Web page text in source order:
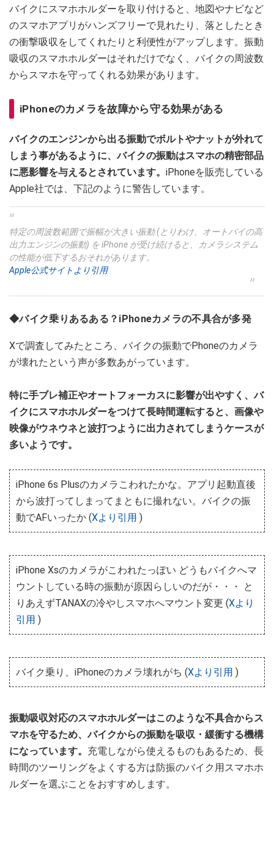
バイクにスマホホルダーを取り付けると、地図やナビなど
のスマホアプリがハンズフリーで見れたり、落としたとき
の衝撃吸収をしてくれたりと利便性がアップします。振動
吸収のスマホホルダーはそれだけでなく、バイクの周波数
からスマホを守ってくれる効果があります。
iPhoneのカメラを故障から守る効果がある
バイクのエンジンから出る振動でボルトやナットが外れて
しまう事があるように、バイクの振動はスマホの精密部品
に悪影響を与えるとされています。 iPhoneを販売している
Apple社では、下記のように警告しています。
特定の周波数範囲で振幅が大きい振動 (とりわけ、オートバイの高
出力エンジンの振動) を iPhone が受け続けると、カメラシステム
の性能が低下するおそれがあります。
Apple公式サイトより引用
◆バイク乗りあるある？iPhoneカメラの不具合が多発
Xで調査してみたところ、バイクの振動でPhoneのカメラ
が壊れたという声が多数あがっています。
特に手ブレ補正やオートフォーカスに影響が出やすく、バ
イクにスマホホルダーをつけて長時間運転すると、画像や
映像がウネウネと波打つように出力されてしまうケースが
多いようです。
iPhone 6s Plusのカメラこわれたかな。アプリ起動直後
から波打ってしまってまともに撮れない。バイクの振
動でAFいったか (Xより引用 )
iPhone Xsのカメラがこわれたっぽい どうもバイクへマ
ウントしている時の振動が原因らしいのだが・・・ と
りあえずTANAXの冷やしスマホへマウント変更 (Xより
引用 )
バイク乗り、iPhoneのカメラ壊れがち (Xより引用 )
振動吸収対応のスマホホルダーはこのような不具合からス
マホを守るため、バイクからの振動を吸収・緩衝する機構
になっています。 充電しながら使えるものもあるため、長
時間のツーリングをよくする方は防振のバイク用スマホホ
ルダーを選ぶことをおすすめします。